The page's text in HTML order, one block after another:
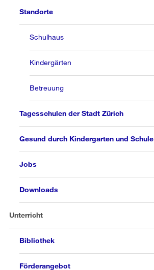
Standorte
Schulhaus
Kindergärten
Betreuung
Tagesschulen der Stadt Zürich
Gesund durch Kindergarten und Schule
Jobs
Downloads
Unterricht
Bibliothek
Förderangebot